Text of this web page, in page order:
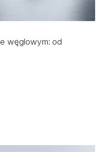
węglowym: od